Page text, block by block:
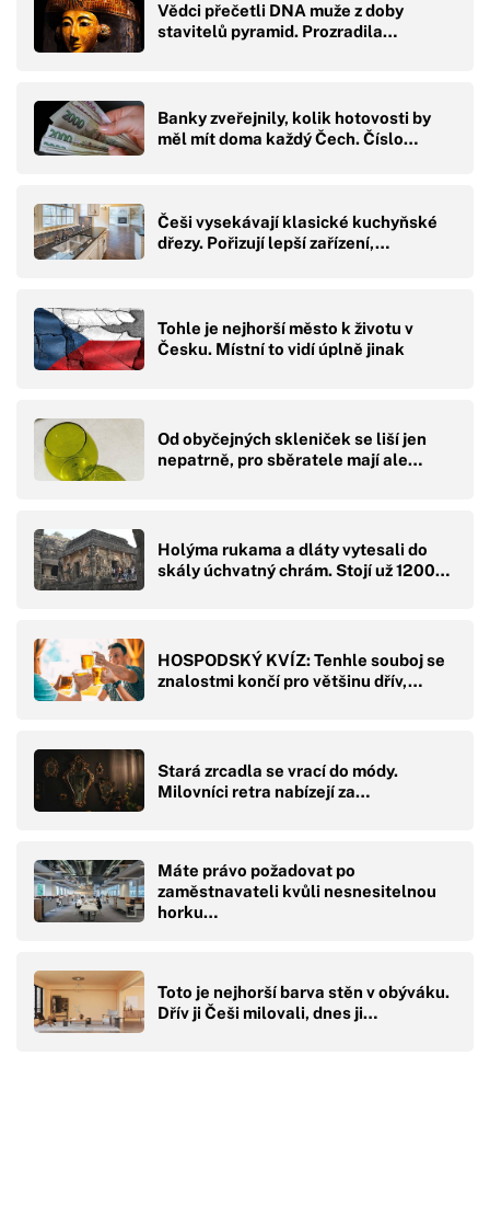
Vědci přečetli DNA muže z doby
stavitelů pyramid. Prozradila…
Banky zveřejnily, kolik hotovosti by
měl mít doma každý Čech. Číslo…
Češi vysekávají klasické kuchyňské
dřezy. Pořizují lepší zařízení,…
Tohle je nejhorší město k životu v
Česku. Místní to vidí úplně jinak
Od obyčejných skleniček se liší jen
nepatrně, pro sběratele mají ale…
Holýma rukama a dláty vytesali do
skály úchvatný chrám. Stojí už 1200…
HOSPODSKÝ KVÍZ: Tenhle souboj se
znalostmi končí pro většinu dřív,…
Stará zrcadla se vrací do módy.
Milovníci retra nabízejí za…
Máte právo požadovat po
zaměstnavateli kvůli nesnesitelnou
horku…
Toto je nejhorší barva stěn v obýváku.
Dřív ji Češi milovali, dnes ji…